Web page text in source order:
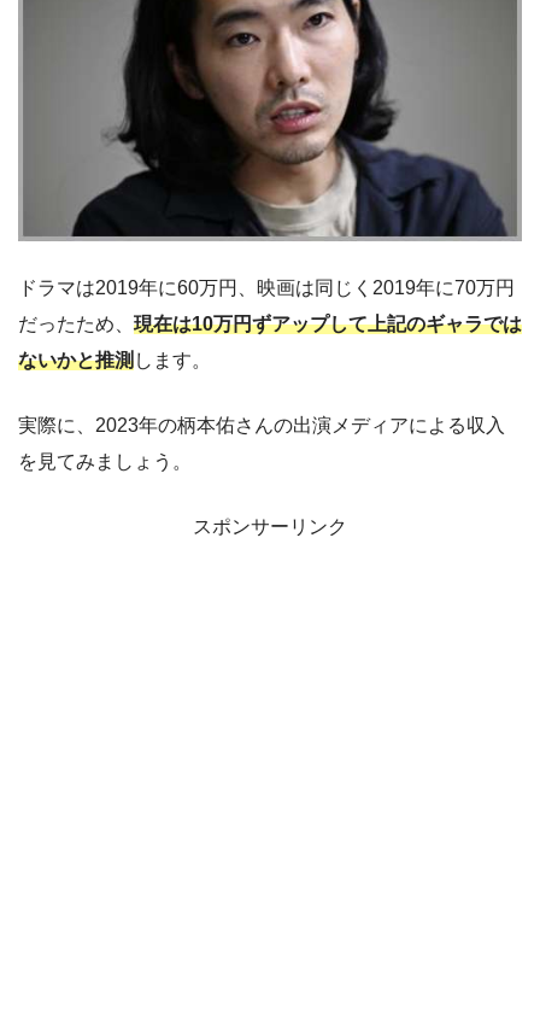
ドラマは2019年に60万円、映画は同じく2019年に70万円
だったため、 現在は10万円ずアップして上記のギャラでは
ないかと推測します。
実際に、2023年の柄本佑さんの出演メディアによる収入
を見てみましょう。
スポンサーリンク